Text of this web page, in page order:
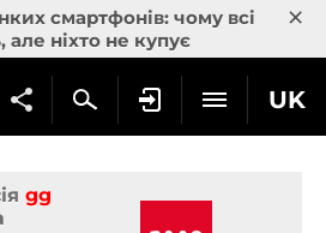
смартфонів: чому всі
але ніхто не купує
×
UK
gg